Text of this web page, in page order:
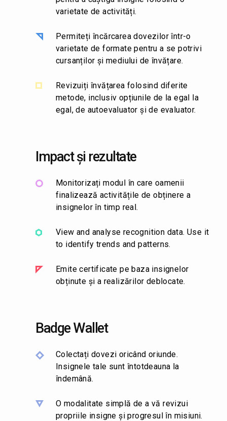
varietate de activități.
Permiteți încărcarea dovezilor într-o
varietate de formate pentru a se potrivi
cursanților și mediului de învățare.
Revizuiți învățarea folosind diferite
metode, inclusiv opțiunile de la egal la
egal, de autoevaluator și de evaluator.
Impact și rezultate
Monitorizați modul în care oamenii
finalizează activitățile de obținere a
insignelor în timp real.
View and analyse recognition data. Use it
to identify trends and patterns.
Emite certificate pe baza insignelor
obținute și a realizărilor deblocate.
Badge Wallet
Colectați dovezi oricând oriunde.
Insignele tale sunt întotdeauna la
îndemână.
O modalitate simplă de a vă revizui
propriile insigne și progresul în misiuni.